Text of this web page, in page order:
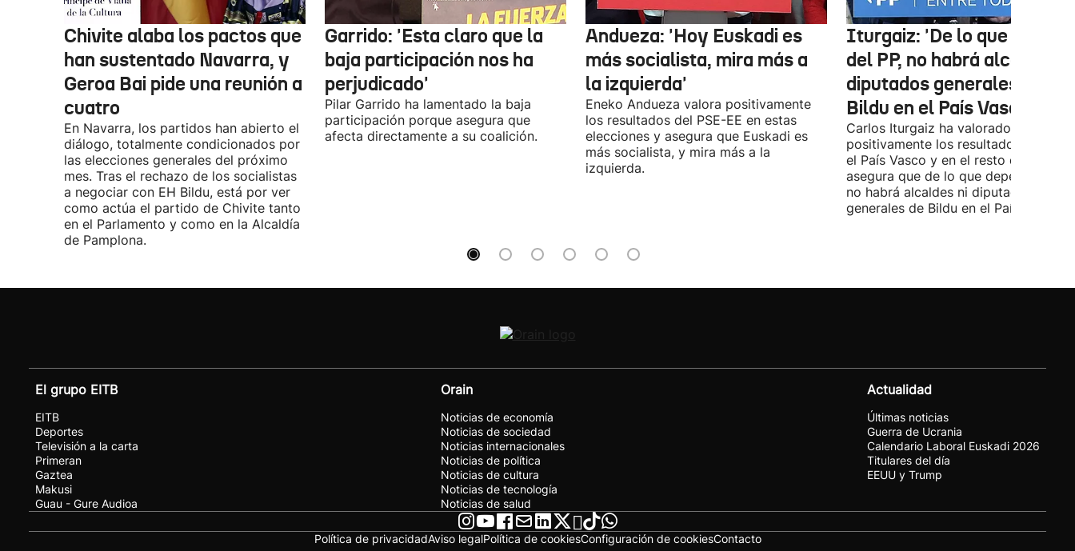
Chivite alaba los pactos que
han sustentado Navarra, y
Geroa Bai pide una reunión a
cuatro
En Navarra, los partidos han abierto el
diálogo, totalmente condicionados por
las elecciones generales del próximo
mes. Tras el rechazo de los socialistas
a negociar con EH Bildu, está por ver
como actúa el partido de Chivite tanto
en el Parlamento y como en la Alcaldía
de Pamplona.
Garrido: 'Esta claro que la
baja participación nos ha
perjudicado'
Pilar Garrido ha lamentado la baja
participación porque asegura que
afecta directamente a su coalición.
Andueza: 'Hoy Euskadi es
más socialista, mira más a
la izquierda'
Eneko Andueza valora positivamente
los resultados del PSE-EE en estas
elecciones y asegura que Euskadi es
más socialista, y mira más a la
izquierda.
Iturgaiz: 'De lo que
del PP, no habrá alcaldes ni
diputados generales de
Bildu en el País Vasco'
Carlos Iturgaiz ha valorado
positivamente los resultados del PP
el País Vasco y en el resto de
asegura que de lo que dependa del
no habrá alcaldes ni diputados
generales de Bildu en el País Vasco.
El grupo EITB
EITB
Deportes
Televisión a la carta
Primeran
Gaztea
Makusi
Guau - Gure Audioa
Orain
Noticias de economía
Noticias de sociedad
Noticias internacionales
Noticias de política
Noticias de cultura
Noticias de tecnología
Noticias de salud
Actualidad
Últimas noticias
Guerra de Ucrania
Calendario Laboral Euskadi 2026
Titulares del día
EEUU y Trump
Política de privacidadAviso legalPolítica de cookiesConfiguración de cookiesContacto